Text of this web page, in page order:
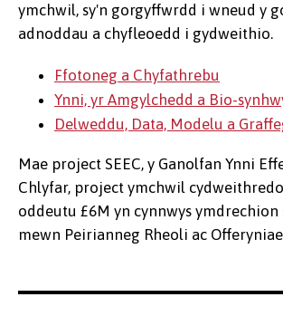
ymchwil, sy'n gorgyffwrdd i wneud y
adnoddau a chyfleoedd i gydweithio.
Ffotoneg a Chyfathrebu
Ynni, yr Amgylchedd a Bio-
Delweddu, Data, Modelu a
Mae project SEEC, y Ganolfan Ynni
Chlyfar, project ymchwil
oddeutu £6M yn cynnwys
mewn Peirianneg Rheoli ac